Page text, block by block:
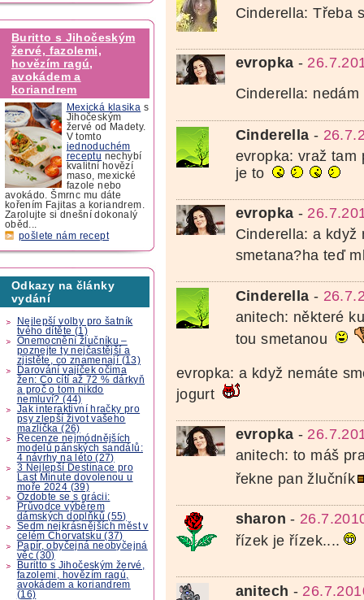
Buritto s Jihočeským
žervé, fazolemi,
hovězím ragú,
avokádem a
koriandrem
Mexická klasika s
Jihočeským
žervé od Madety.
V tomto
jednoduchém
receptu nechybí
kvalitní hovězí
maso, mexické
fazole nebo
avokádo. Šmrnc mu dáte
kořením Fajitas a koriandrem.
Zarolujte si dnešní dokonalý
oběd...
pošlete nám recept
Odkazy na články
vydání
Nejlepší volby pro šatník
tvého dítěte (1)
Onemocnění žlučníku –
poznejte ty nejčastější a
zjistěte, co znamenají (13)
Darování vajíček očima
žen: Co cítí až 72 % dárkyň
a proč o tom nikdo
nemluví? (44)
Jak interaktivní hračky pro
psy zlepší život vašeho
mazlíčka (26)
Recenze nejmódnějších
modelů pánských sandálů:
4 návrhy na léto (27)
3 Nejlepší Destinace pro
Last Minute dovolenou u
moře 2024 (39)
Ozdobte se s grácii:
Průvodce výběrem
dámských doplňků (55)
Sedm nejkrásnějších měst v
celém Chorvatsku (37)
Papír, obyčejná neobyčejná
věc (30)
Buritto s Jihočeským žervé,
fazolemi, hovězím ragú,
avokádem a koriandrem
(16)
Cinderella: Třeba
evropka -
Cinderella: nedám
Cinderella -
evropka: vraž tam
je to
evropka -
Cinderella: a když
smetana?ha teď
Cinderella -
anitech: některé
tou smetanou
evropka: a když nemáte
jogurt
evropka -
anitech: to máš
řekne pan žlučník
sharon -
řízek je řízek....
anitech -